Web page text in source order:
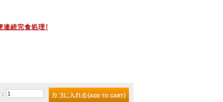
連続完食処理!